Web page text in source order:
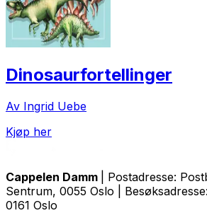
Dinosaurfortellinger
Av Ingrid Uebe
Kjøp her
Cappelen Damm
| Postadresse:
Sentrum, 0055 Oslo |
0161 Oslo